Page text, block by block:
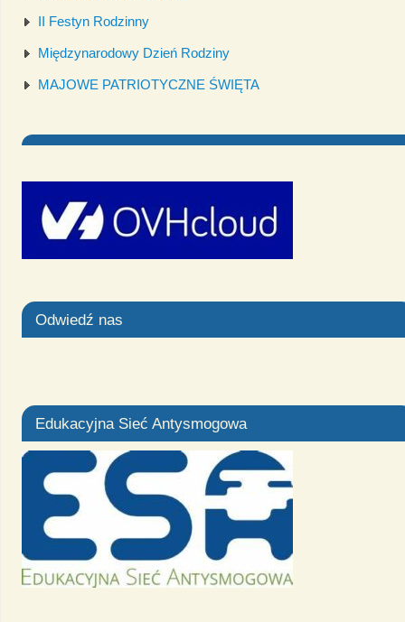
II Festyn Rodzinny
Międzynarodowy Dzień Rodziny
MAJOWE PATRIOTYCZNE ŚWIĘTA
Odwiedź nas
Edukacyjna Sieć Antysmogowa